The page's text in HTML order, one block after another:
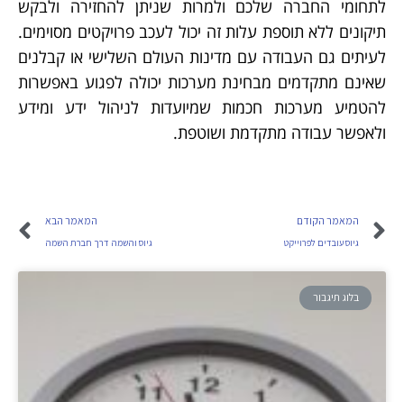
לתחומי החברה שלכם ולמרות שניתן להחזירה ולבקש
תיקונים ללא תוספת עלות זה יכול לעכב פרויקטים מסוימים.
לעיתים גם העבודה עם מדינות העולם השלישי או קבלנים
שאינם מתקדמים מבחינת מערכות יכולה לפגוע באפשרות
להטמיע מערכות חכמות שמיועדות לניהול ידע ומידע
ולאפשר עבודה מתקדמת ושוטפת.
המאמר הקודם
גיוס עובדים לפרוייקט
המאמר הבא
גיוס והשמה דרך חברת השמה
בלוג תיגבור